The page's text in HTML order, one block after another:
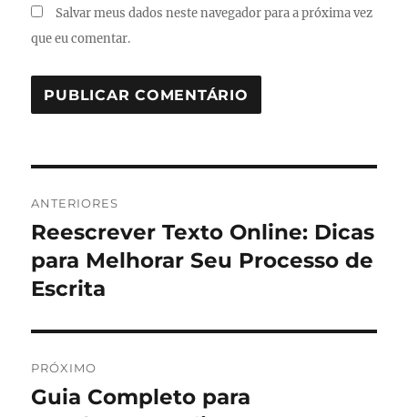
Salvar meus dados neste navegador para a próxima vez
que eu comentar.
de
Post
ANTERIORES
Post
anterior:
Reescrever Texto Online: Dicas
para Melhorar Seu Processo de
Escrita
PRÓXIMO
Próximo
Guia Completo para